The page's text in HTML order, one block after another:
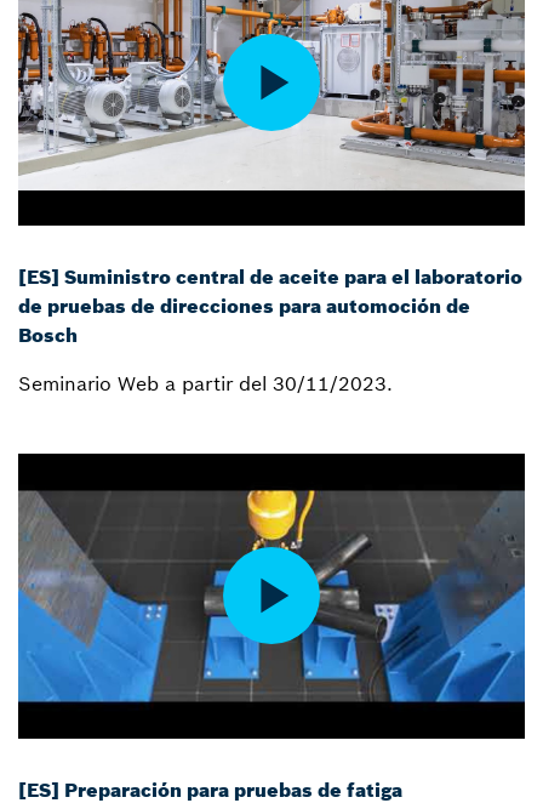
[ES] Suministro central de aceite para el laboratorio
de pruebas de direcciones para automoción de
Bosch
Seminario Web a partir del 30/11/2023.
[ES] Preparación para pruebas de fatiga